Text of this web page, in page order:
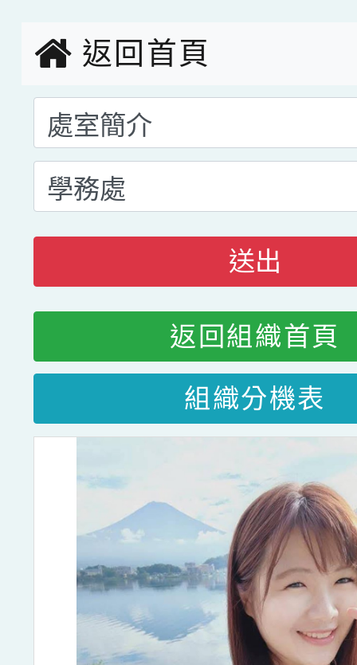
臺灣台語-第二名
市賽榮獲科學小創客佳
返回首頁
送出
返回組織首頁
組織分機表